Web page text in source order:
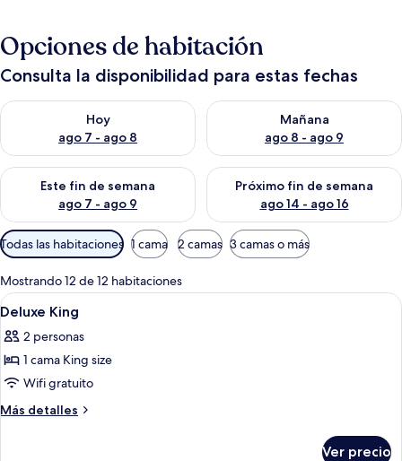
Opciones de habitación
Consulta la disponibilidad para estas fechas
Hoy
ago 7 - ago 8
Consulta la disponibilidad para hoy ago 7 - ago 8
Mañana
ago 8 - ago 9
Consulta la disponibilidad
Este fin de semana
ago 7 - ago 9
Consulta la disponibilidad para este fin de semana ago 7 -
Próximo fin de semana
ago 14 - ago 16
Consulta la disponibilidad
Filtros
disponibles
para
las
habitaciones
Todas las habitaciones 1 cama 2 camas 3 camas o más
Mostrando 12 de 12 habitaciones
Abrir
todas
las
fotos
de
Deluxe
Una habitación de hotel moderna
11
Deluxe King
2 personas
1 cama King size
Wifi gratuito
Más detalles
Más
Ver precio